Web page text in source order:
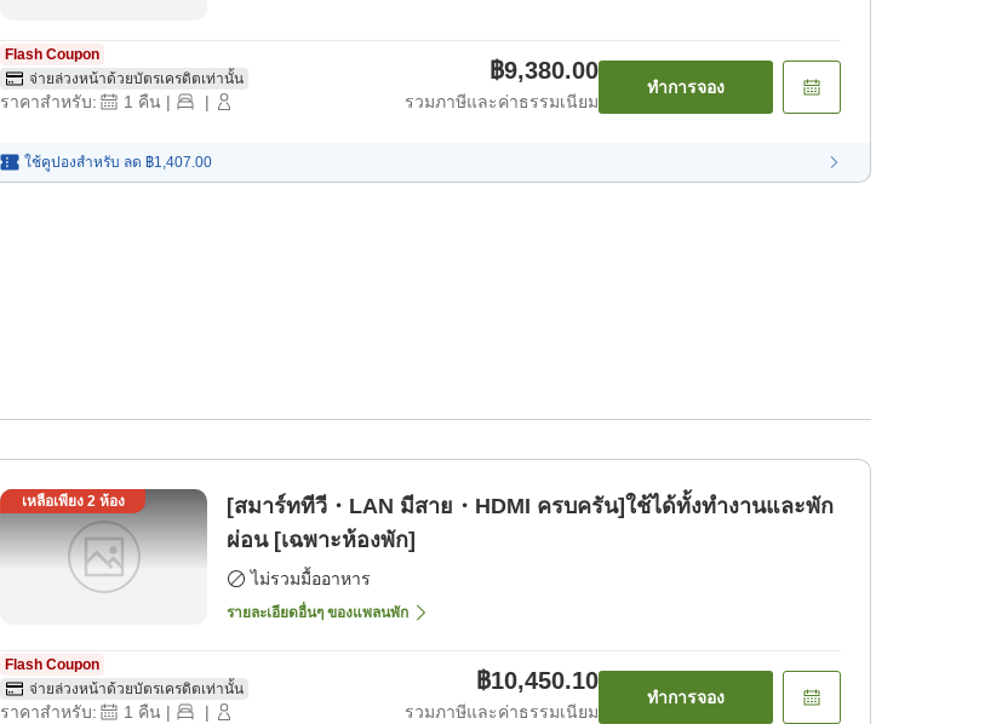
Flash Coupon
จ่ายล่วงหน้าด้วยบัตรเครดิตเท่านั้น
ราคาสำหรับ: 1 คืน | |
฿9,380.00
รวมภาษีและค่าธรรมเนียม
ทำการจอง
ใช้คูปองสำหรับ ลด ฿1,407.00
เหลือเพียง 2ห้อง
[สมาร์ททีวี・LAN มีสาย・HDMI ครบครัน]ใช้ได้ทั้งทำงานและพัก
ผ่อน [เฉพาะห้องพัก]
ไม่รวมมื้ออาหาร
รายละเอียดอื่นๆ ของแพลนพัก
Flash Coupon
จ่ายล่วงหน้าด้วยบัตรเครดิตเท่านั้น
ราคาสำหรับ: 1 คืน | |
฿10,450.10
รวมภาษีและค่าธรรมเนียม
ทำการจอง